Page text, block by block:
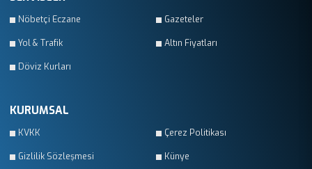
Nöbetçi Eczane Gazeteler
Yol & Trafik Altın Fiyatları
Döviz Kurları
KURUMSAL
KVKK Çerez Politikası
Gizlilik Sözleşmesi Künye